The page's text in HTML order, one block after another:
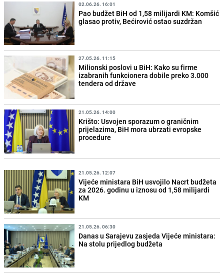
02.06.26. 16:01
Pao budžet BiH od 1,58 milijardi KM: Komšić
glasao protiv, Bećirović ostao suzdržan
27.05.26. 11:15
Milionski poslovi u BiH: Kako su firme
izabranih funkcionera dobile preko 3.000
tendera od države
21.05.26. 14:00
Krišto: Usvojen sporazum o graničnim
prijelazima, BiH mora ubrzati evropske
procedure
21.05.26. 12:07
Vijeće ministara BiH usvojilo Nacrt budžeta
za 2026. godinu u iznosu od 1,58 milijardi
KM
21.05.26. 06:30
Danas u Sarajevu zasjeda Vijeće ministara:
Na stolu prijedlog budžeta